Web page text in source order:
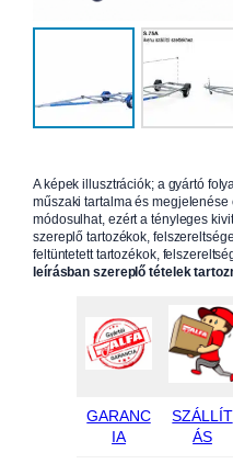
A képek illusztrációk; a gyártó
műszaki tartalma és
módosulhat, ezért a tényleges
szereplő tartozékok,
feltüntetett tartozékok,
leírásban szereplő tételek
GARANC
IA
SZÁLLÍT
ÁS